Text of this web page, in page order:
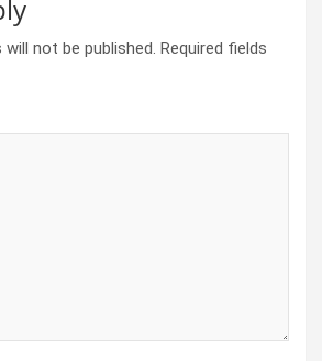
not be published. Required fields